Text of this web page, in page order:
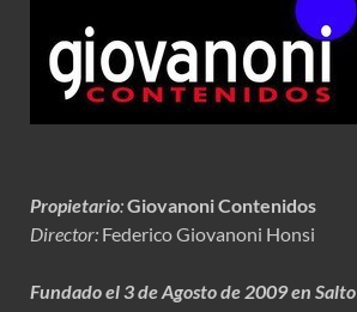
Propietario:Giovanoni Contenidos
Director: Federico Giovanoni Honsi
Fundado el 3 de Agosto de 2009 en Salto